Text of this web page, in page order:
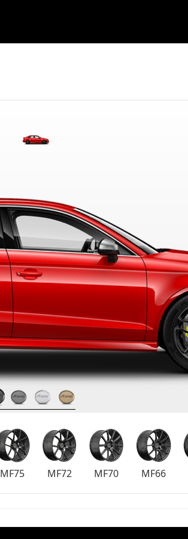
MF75 MF72 MF70 MF66